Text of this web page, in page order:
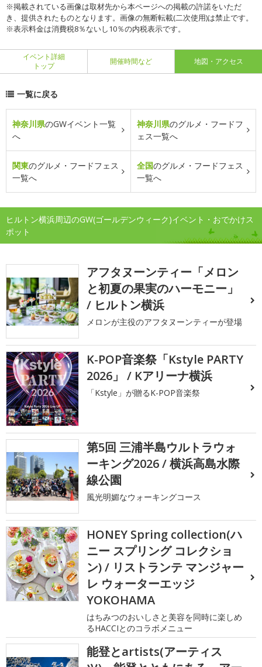
※掲載されている画像は取材先から本ページへの掲載の許諾をいただ
き、提供されたものとなります。画像の無断転載(二次使用)は禁止です。
※表示料金は消費税8％ないし10％の内税表示です。
イベント詳細
トップ
開催時間など 地図・アクセス
一覧に戻る
神奈川県のGWイベント一覧
へ
神奈川県のグルメ・フードフ
ェス一覧へ
関東のグルメ・フードフェス
一覧へ
全国のグルメ・フードフェス
一覧へ
ヒルトン横浜周辺のGW(ゴールデンウィーク)イベント・おでかけス
ポット
アフタヌーンティー「メロン
と初夏の果実のハーモニー」
/ ヒルトン横浜
メロンが主役のアフタヌーンティーが登場
K-POP音楽祭「Kstyle PARTY
2026」 / Kアリーナ横浜
「Kstyle」が贈るK-POP音楽祭
第5回 三浦半島ウルトラウォ
ーキング2026 / 横浜高島水際
線公園
風光明媚なウォーキングコース
HONEY Spring collection(ハ
ニー スプリング コレクショ
ン) / リストランテ マンジャー
レ ウォーターエッジ
YOKOHAMA
はちみつのおいしさと美容を同時に楽しめ
るHACCIとのコラボメニュー
能登とartists(アーティス